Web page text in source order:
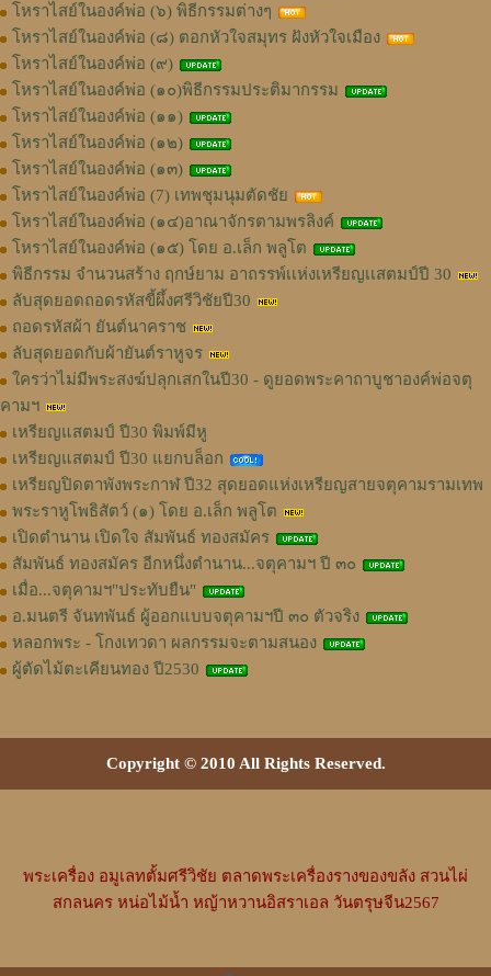
โหราไสย์ในองค์พ่อ (๖) พิธีกรรมต่างๆ
โหราไสย์ในองค์พ่อ (๘) ตอกหัวใจสมุทร ฝังหัวใจเมือง
โหราไสย์ในองค์พ่อ (๙)
โหราไสย์ในองค์พ่อ (๑๐)พิธีกรรมประติมากรรม
โหราไสย์ในองค์พ่อ (๑๑)
โหราไสย์ในองค์พ่อ (๑๒)
โหราไสย์ในองค์พ่อ (๑๓)
โหราไสย์ในองค์พ่อ (7) เทพชุมนุมตัดชัย
โหราไสย์ในองค์พ่อ (๑๔)อาณาจักรตามพรลิงค์
โหราไสย์ในองค์พ่อ (๑๕) โดย อ.เล็ก พลูโต
พิธีกรรม จำนวนสร้าง ฤกษ์ยาม อาถรรพ์เเห่งเหรียญเเสตมป์ปี 30
ลับสุดยอดถอดรหัสขี้ผึ้งศรีวิชัยปี30
ถอดรหัสผ้า ยันต์นาคราช
ลับสุดยอดกับผ้ายันต์ราหูจร
ใครว่าไม่มีพระสงฆ์ปลุกเสกในปี30 - ดูยอดพระคาถาบูชาองค์พ่อจตุ
คามฯ
เหรียญแสตมป์ ปี30 พิมพ์มีหู
เหรียญแสตมป์ ปี30 แยกบล็อก
เหรียญปิดตาพังพระกาฬ ปี32 สุดยอดแห่งเหรียญสายจตุคามรามเทพ
พระราหูโพธิสัตว์ (๑) โดย อ.เล็ก พลูโต
เปิดตำนาน เปิดใจ สัมพันธ์ ทองสมัคร
สัมพันธ์ ทองสมัคร อีกหนึ่งตำนาน...จตุคามฯ ปี ๓๐
เมื่อ...จตุคามฯ"ประทับยืน"
อ.มนตรี จันทพันธ์ ผู้ออกแบบจตุคามฯปี ๓๐ ตัวจริง
หลอกพระ - โกงเทวดา ผลกรรมจะตามสนอง
ผู้ตัดไม้ตะเคียนทอง ปี2530
Copyright © 2010 All Rights Reserved.
พระเครื่อง อมูเลทตั้มศรีวิชัย ตลาดพระเครื่องรางของขลัง สวนไผ่
สกลนคร หน่อไม้น้ำ หญ้าหวานอิสราเอล วันตรุษจีน2567